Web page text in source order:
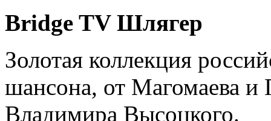
Bridge TV Шлягер
Золотая коллекция
шансона, от Магомаева и
Владимира Высоцкого.